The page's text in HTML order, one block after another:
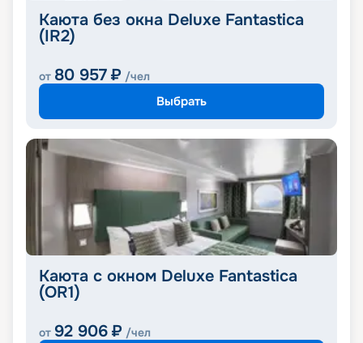
Каюта без окна Deluxe Fantastica
(IR2)
от 80 957 ₽ /чел
Выбрать
Каюта с окном Deluxe Fantastica
(OR1)
от 92 906 ₽ /чел